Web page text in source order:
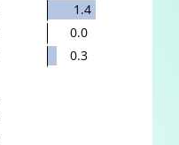
1.4
0.0
0.3